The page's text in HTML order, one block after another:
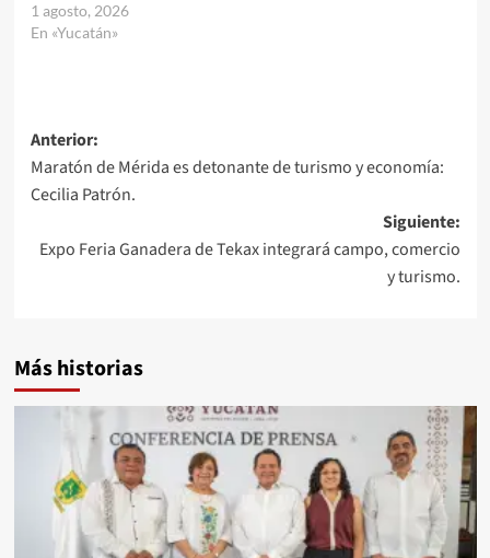
1 agosto, 2026
En «Yucatán»
Navegación
de
entradas
Anterior:
Maratón de Mérida es detonante de turismo y economía:
Cecilia Patrón.
Siguiente:
Expo Feria Ganadera de Tekax integrará campo, comercio
y turismo.
Más historias